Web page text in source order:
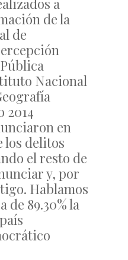
a
de la
de
Nacional
2014
en
los delitos
el resto de
y, por
Hablamos
de 89.30% la